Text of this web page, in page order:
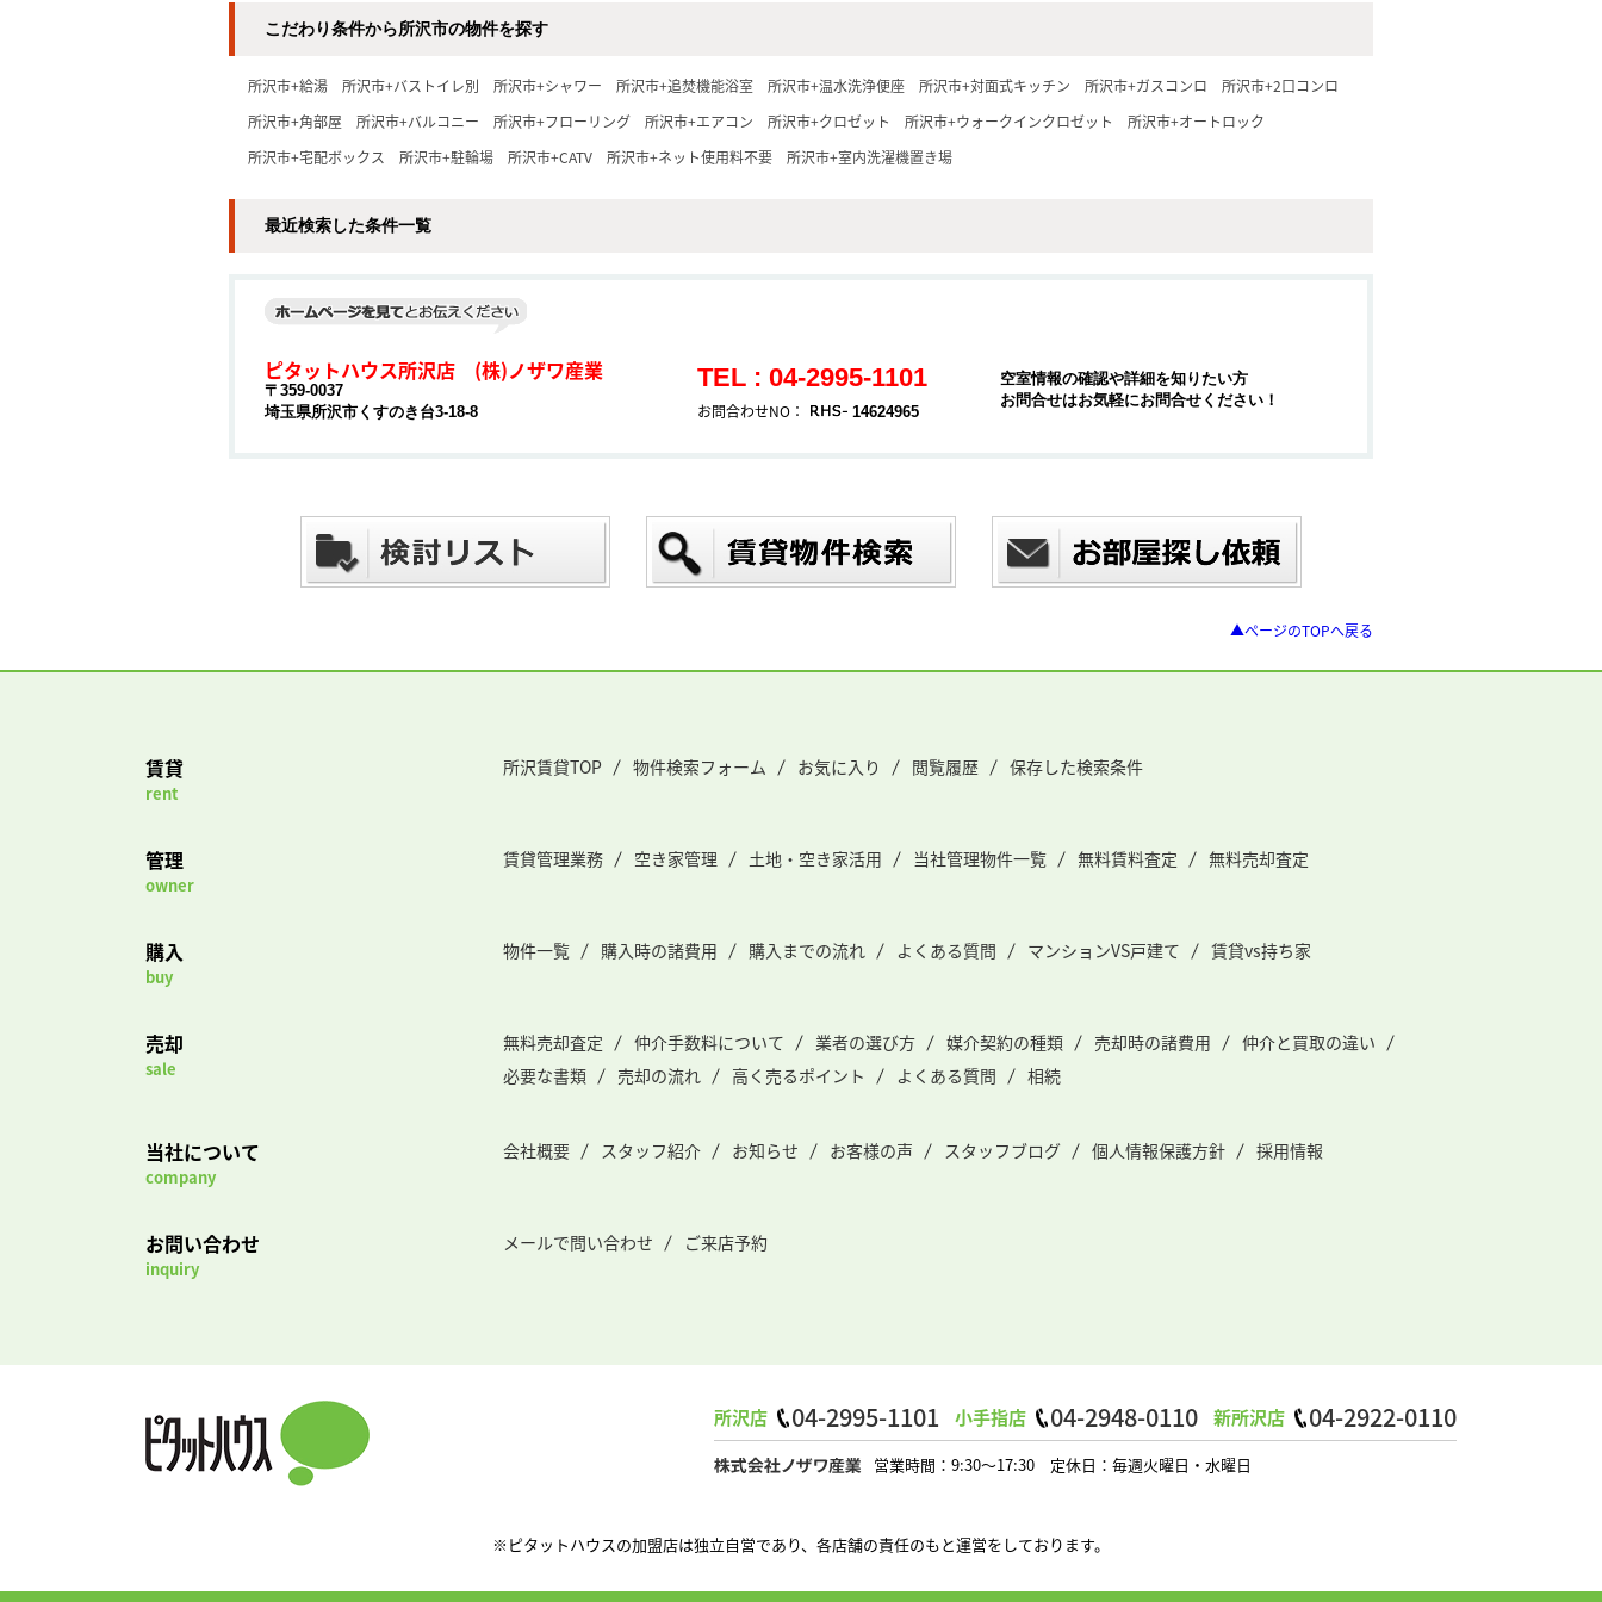
こだわり条件から所沢市の物件を探す
所沢市+給湯 所沢市+バストイレ別 所沢市+シャワー 所沢市+追焚機能浴室 所沢市+温水洗浄便座 所沢市+対面式キッチン 所沢市+ガスコンロ
所沢市+2口コンロ
所沢市+角部屋
所沢市+バルコニー 所沢市+フローリング 所沢市+エアコン 所沢市+クロゼット 所沢市+ウォークインクロゼット
所沢市+オートロック
所沢市+宅配ボックス
所沢市+駐輪場 所沢市+CATV 所沢市+ネット使用料不要 所沢市+室内洗濯機置き場
最近検索した条件一覧
ピタットハウス所沢店 (株)ノザワ産業
〒359-0037
埼玉県所沢市くすのき台3-18-8
TEL : 04-2995-1101
お問合わせNO： 14624965
空室情報の確認や詳細を知りたい方
お問合せはお気軽にお問合せください！
▲ページのTOPへ戻る
賃貸
rent
所沢賃貸TOP 物件検索フォーム お気に入り 閲覧履歴 保存した検索条件
管理
owner
賃貸管理業務 空き家管理 土地・空き家活用 当社管理物件一覧 無料賃料査定 無料売却査定
購入
buy
物件一覧 購入時の諸費用 購入までの流れ よくある質問 マンションVS戸建て 賃貸vs持ち家
売却
sale
無料売却査定 仲介手数料について 業者の選び方 媒介契約の種類 売却時の諸費用
仲介と買取の違い
必要な書類
売却の流れ 高く売るポイント よくある質問 相続
当社について
company
会社概要 スタッフ紹介 お知らせ お客様の声 スタッフブログ 個人情報保護方針 採用情報
お問い合わせ
inquiry
メールで問い合わせ ご来店予約
所沢店 04-2995-1101 小手指店 04-2948-0110 新所沢店 04-2922-0110
営業時間：9:30～17:30 定休日：毎週火曜日・水曜日
※ピタットハウスの加盟店は独立自営であり、各店舗の責任のもと運営をしております。